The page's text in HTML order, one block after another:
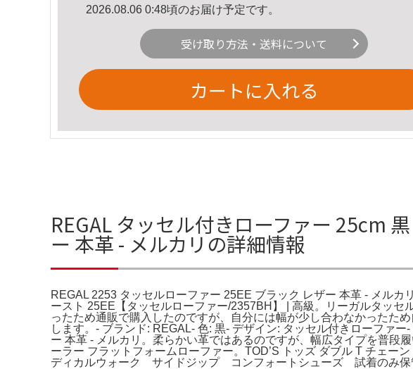
2026.08.06 0:48頃のお届け予定です。
受け取り方法・送料について
カートに入れる
REGAL タッセル付きローファー 25cm
ー 本革 - メルカリの詳細情報
REGAL 2253 タッセルローファー 25EE ブラック レザー 本革 - メル
ースト 25EE【タッセルローファー/2357BH】 | 高級。リーガルタッ
ったため通販で購入したのですが、自分には幅が少し合わなかったた
します。- ブランド: REGAL- 色: 黒- デザイン: タッセル付きローファ
ー 本革 - メルカリ。柔らかい革ではあるのですが、幅広タイプを普
ーラー フラットフォームローファー。TOD’S トッズ ダブル T チェ
ディカルウォーク サイドジップ コンフォートシューズ 試着のみ保